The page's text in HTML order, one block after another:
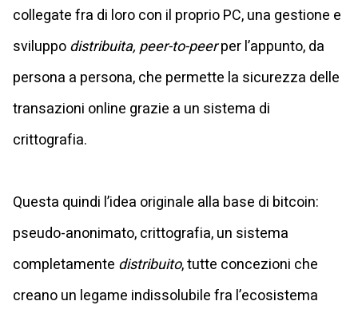
collegate fra di loro con il proprio PC, una gestione e
sviluppodistribuita, peer-to-peerper l’appunto, da
persona a persona, che permette la sicurezza delle
transazioni online grazie a un sistema di
crittografia.
Questa quindi l’idea originale alla base di bitcoin:
pseudo-anonimato, crittografia, un sistema
completamente distribuito, tutte concezioni che
creano un legame indissolubile fra l’ecosistema